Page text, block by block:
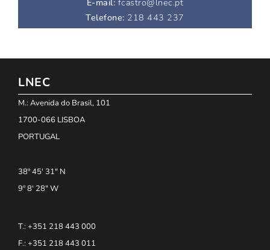
E-mail: fcastro@lnec.pt
Telefone: 218 443 237
LNEC
M.: Avenida do Brasil, 101
1700-066 LISBOA
PORTUGAL
38º 45' 31" N
9º 8' 28" W
T.: +351 218 443 000
F.: +351 218 443 011